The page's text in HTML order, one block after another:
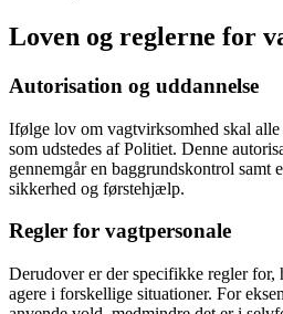
Loven og reglerne for
Autorisation og uddannelse
Ifølge lov om vagtvirksomhed skal alle
som udstedes af Politiet. Denne
gennemgår en baggrundskontrol samt
sikkerhed og førstehjælp.
Regler for vagtpersonale
Derudover er der specifikke regler for,
agere i forskellige situationer. For